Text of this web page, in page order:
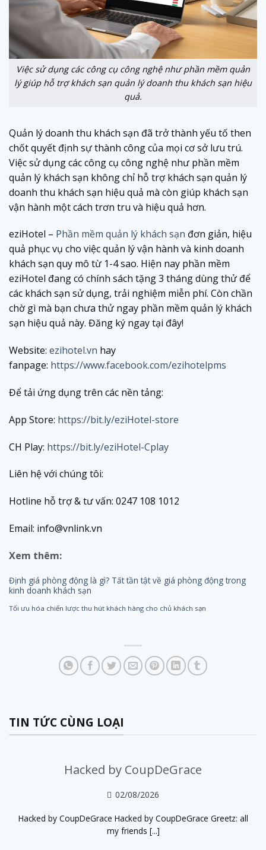
Việc sử dụng các công cụ công nghệ như phần mềm quản
lý giúp hỗ trợ khách sạn quản lý doanh thu khách sạn hiệu
quả.
Quản lý doanh thu khách sạn đã trở thành yếu tố then
chốt quyết định sự thành công của mọi cơ sở lưu trú.
Việc sử dụng các công cụ công nghệ như phần mềm
quản lý khách sạn không chỉ hỗ trợ khách sạn quản lý
doanh thu khách sạn hiệu quả mà còn giúp khách sạn
vận hành một cách trơn tru và hiệu quả hơn.
eziHotel – Phần mềm quản lý khách sạn đơn giản, hiệu
quả phục vụ cho việc quản lý vận hành và kinh doanh
khách sạn quy mô từ 1-4 sao. Hiện nay phần mềm
eziHotel đang có chính sách tặng 3 tháng dùng thử để
các khách sạn sử dụng, trải nghiệm miễn phí. Còn chần
chờ gì mà bạn chưa thử ngay phần mềm quản lý khách
sạn hiệu quả này. Đăng ký ngay tại đây!
Website: ezihotel.vn hay
fanpage: https://www.facebook.com/ezihotelpms
Để tải ứng dụng trên các nền tảng:
App Store: https://bit.ly/eziHotel-store
CH Play: https://bit.ly/eziHotel-Cplay
Liên hệ với chúng tôi:
Hotline hỗ trợ & tư vấn: 0247 108 1012
Email: info@vnlink.vn
Xem thêm:
Định giá phòng động là gì? Tất tần tật về giá phòng động trong
kinh doanh khách sạn
Tối ưu hóa chiến lược thu hút khách hàng cho chủ khách sạn
TIN TỨC CÙNG LOẠI
Hacked by CoupDeGrace
02/08/2026
Hacked by CoupDeGrace Hacked by CoupDeGrace Greetz: all
my friends [...]